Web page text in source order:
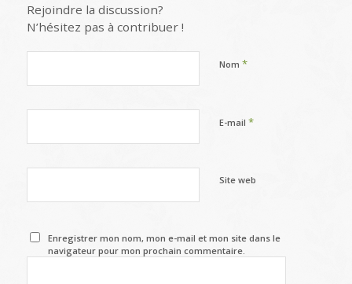
Rejoindre la discussion?
N’hésitez pas à contribuer !
Nom *
E-mail *
Site web
Enregistrer mon nom, mon e-mail et mon site dans le
navigateur pour mon prochain commentaire.